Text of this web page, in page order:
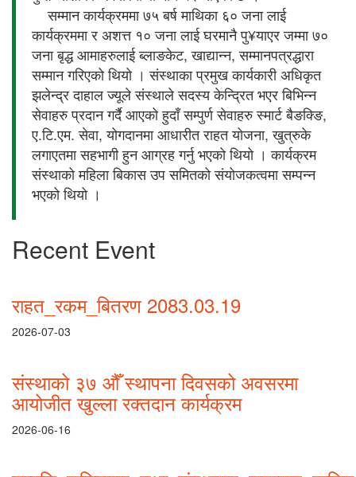
सम्मान कार्यक्रममा ७५ बर्ष माथिका ६० जना लाई
कार्यक्रममा र अशत्त १० जना लाई घरमानै पु¥याएर जम्मा ७०
जना बृद्ध आमाहरुलाई ब्लाङकेट, खाद्यान्न, सम्मानपत्रद्धारा
सम्मान गरिएको थियो । संस्थाका प्रमुख कार्यकारी अधिकृत
झलेन्द्र दाहाल ज्यूले संस्थाले सदस्य केन्द्रित भएर बिभिन्न
सेवाहरु प्रदान गर्दै आएको हुदाँ सम्पुर्ण सेवाहरु स्मार्ट बैङक्ङि,
ए.टि.एम. सेवा, योगदानमा आधारीत राहत योजना, खुत्रुके
लगाएतमा सहभागी हुन आग्रह गर्नु भएको थियो । कार्यक्रम
संस्थाको महिला बिकास उप समितको संयोजकत्वमा सम्पन्न
भएको थियो ।
Recent Event
राहत_रकम_बितरण 2083.03.19
2026-07-03
संस्थाको ३७ औँ स्थापना दिवसको अवसरमा
आयोजीत खुल्ला रक्तदान कार्यक्रम
2026-06-16